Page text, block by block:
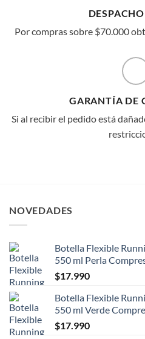
Por compras sobre $70.000
GARANTÍA DE
Si al recibir el pedido está
NOVEDADES
Botella Flexible
550 ml Perla
$17.990
Botella Flexible
550 ml Verde
$17.990